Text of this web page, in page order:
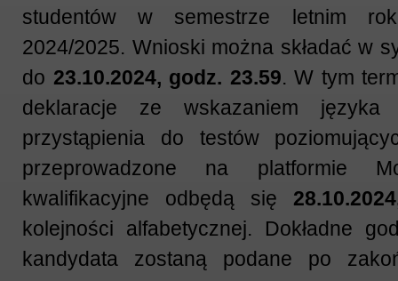
studentów w semestrze letnim
2024/2025. Wnioski można składać w
do 23.10.2024, godz. 23.59. W tym
deklaracje ze wskazaniem
przystąpienia do testów
przeprowadzone na platformie
kwalifikacyjne odbędą się
kolejności alfabetycznej. Dokładne
kandydata zostaną podane po